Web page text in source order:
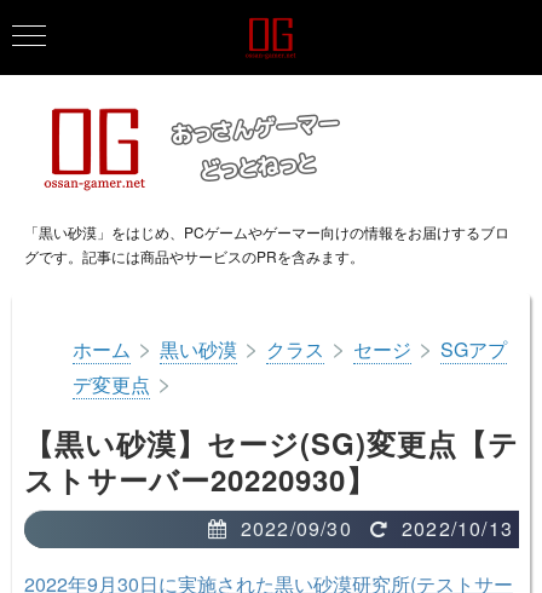
「黒い砂漠」をはじめ、PCゲームやゲーマー向けの情報をお届けするブロ
グです。記事には商品やサービスのPRを含みます。
ホーム > 黒い砂漠 > クラス > セージ > SGアプ
デ変更点 >
【黒い砂漠】セージ(SG)変更点【テ
ストサーバー20220930】
2022/09/30
2022/10/13
2022年9月30日に実施された黒い砂漠研究所(テストサー